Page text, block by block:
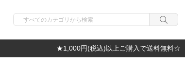
★1,000円(税込)以上ご購入で送料無料